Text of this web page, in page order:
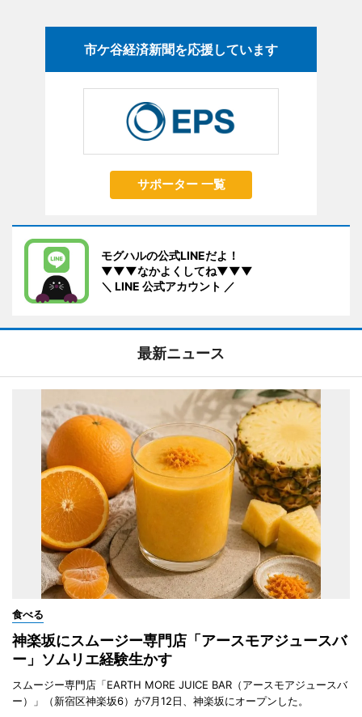
市ケ谷経済新聞を応援しています
サポーター 一覧
モグハルの公式LINEだよ！
▼▼▼なかよくしてね▼▼▼
＼ LINE 公式アカウント ／
最新ニュース
食べる
神楽坂にスムージー専門店「アースモアジュースバ
ー」ソムリエ経験生かす
スムージー専門店「EARTH MORE JUICE BAR（アースモアジュースバ
ー）」（新宿区神楽坂6）が7月12日、神楽坂にオープンした。